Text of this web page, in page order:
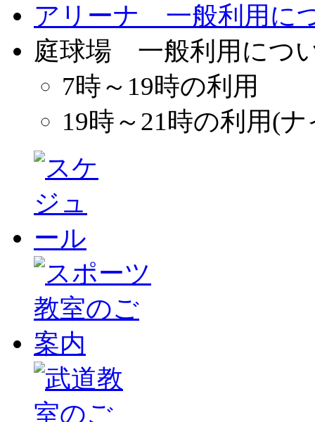
アリーナ 一般利用に
庭球場 一般利用につ
7時～19時の利用
19時～21時の利用(